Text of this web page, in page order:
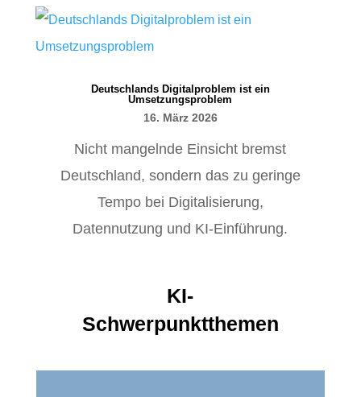
Deutschlands Digitalproblem ist ein
Umsetzungsproblem
16. März 2026
Nicht mangelnde Einsicht bremst
Deutschland, sondern das zu geringe
Tempo bei Digitalisierung,
Datennutzung und KI-Einführung.
KI-
Schwerpunktthemen